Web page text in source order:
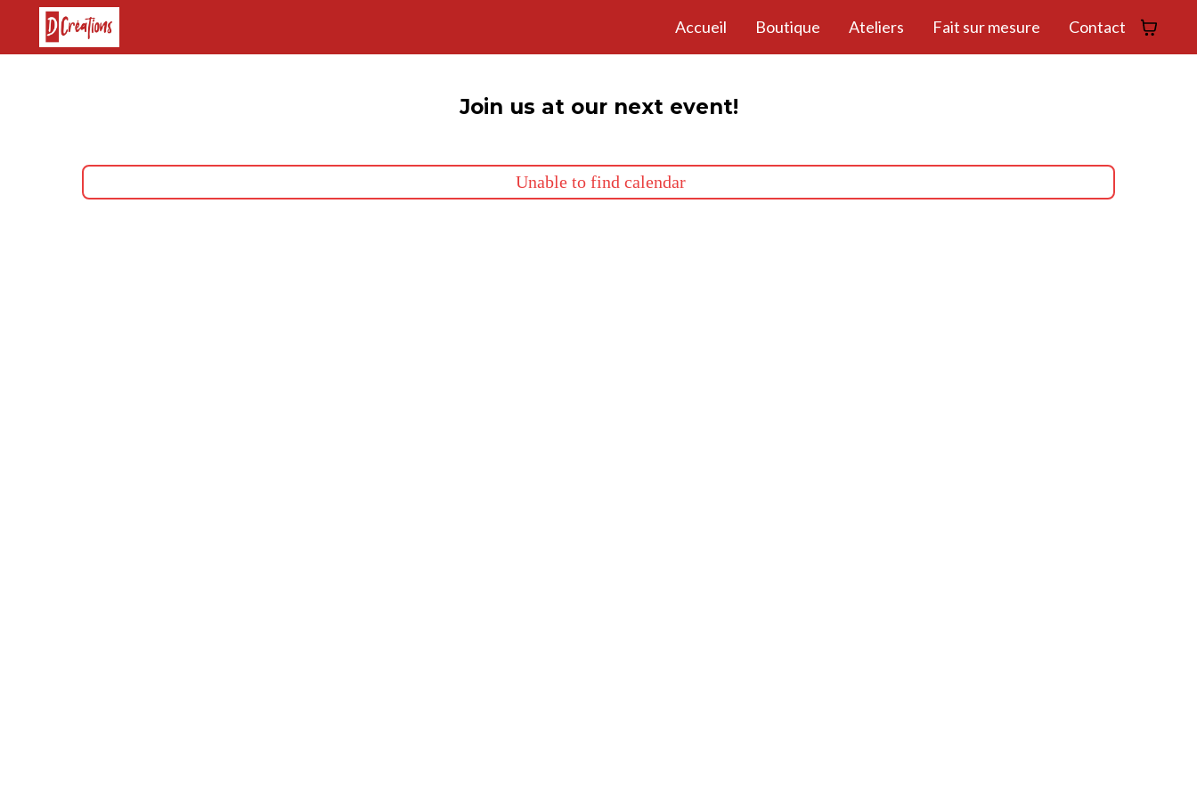
Accueil Boutique Ateliers Fait sur mesure Contact
Join us at our next event!
Unable to find calendar